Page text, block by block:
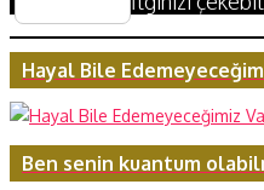
Hayal Bile
Ben senin kuantum